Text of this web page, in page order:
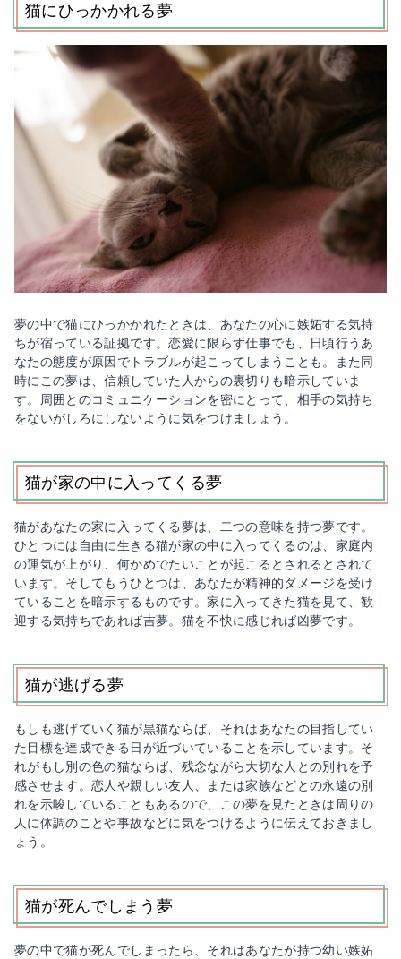
猫にひっかかれる夢
夢の中で猫にひっかかれたときは、あなたの心に嫉妬する気持
ちが宿っている証拠です。恋愛に限らず仕事でも、日頃行うあ
なたの態度が原因でトラブルが起こってしまうことも。また同
時にこの夢は、信頼していた人からの裏切りも暗示していま
す。周囲とのコミュニケーションを密にとって、相手の気持ち
をないがしろにしないように気をつけましょう。
猫が家の中に入ってくる夢
猫があなたの家に入ってくる夢は、二つの意味を持つ夢です。
ひとつには自由に生きる猫が家の中に入ってくるのは、家庭内
の運気が上がり、何かめでたいことが起こるとされるとされて
います。そしてもうひとつは、あなたが精神的ダメージを受け
ていることを暗示するものです。家に入ってきた猫を見て、歓
迎する気持ちであれば吉夢。猫を不快に感じれば凶夢です。
猫が逃げる夢
もしも逃げていく猫が黒猫ならば、それはあなたの目指してい
た目標を達成できる日が近づいていることを示しています。そ
れがもし別の色の猫ならば、残念ながら大切な人との別れを予
感させます。恋人や親しい友人、または家族などとの永遠の別
れを示唆していることもあるので、この夢を見たときは周りの
人に体調のことや事故などに気をつけるように伝えておきまし
ょう。
猫が死んでしまう夢
夢の中で猫が死んでしまったら、それはあなたが持つ幼い嫉妬